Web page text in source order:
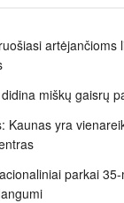
artėjančioms
miškų gaisrų
Kaunas yra
parkai